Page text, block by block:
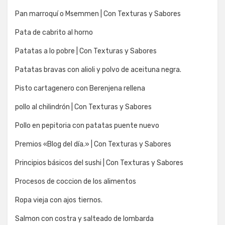
Pan marroquí o Msemmen | Con Texturas y Sabores
Pata de cabrito al horno
Patatas a lo pobre | Con Texturas y Sabores
Patatas bravas con alioli y polvo de aceituna negra.
Pisto cartagenero con Berenjena rellena
pollo al chilindrón | Con Texturas y Sabores
Pollo en pepitoria con patatas puente nuevo
Premios «Blog del día.» | Con Texturas y Sabores
Principios básicos del sushi | Con Texturas y Sabores
Procesos de coccion de los alimentos
Ropa vieja con ajos tiernos.
Salmon con costra y salteado de lombarda